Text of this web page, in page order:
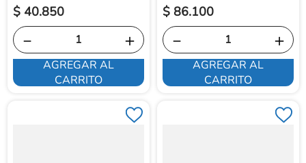
$ 40.850
＋
－
AGREGAR AL
CARRITO
$ 86.100
＋
－
AGREGAR AL
CARRITO